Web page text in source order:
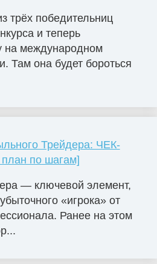
трёх победительниц
и теперь
на международном
Там она будет бороться
Трейдера: ЧЕК-
по шагам]
— ключевой элемент,
«игрока» от
Ранее на этом